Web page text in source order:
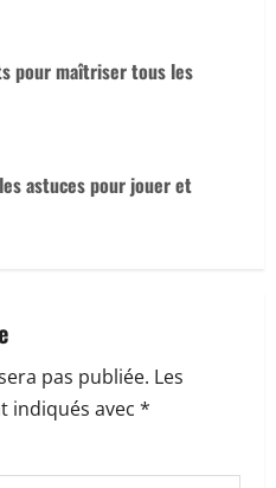
pour maîtriser tous les
astuces pour jouer et
pas publiée. Les
indiqués avec *